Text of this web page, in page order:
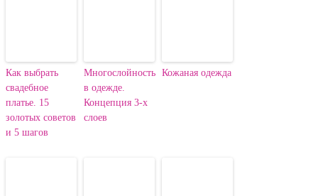
Как выбрать
свадебное
платье. 15
золотых советов
и 5 шагов
Многослойность
в одежде.
Концепция 3-х
слоев
Кожаная одежда